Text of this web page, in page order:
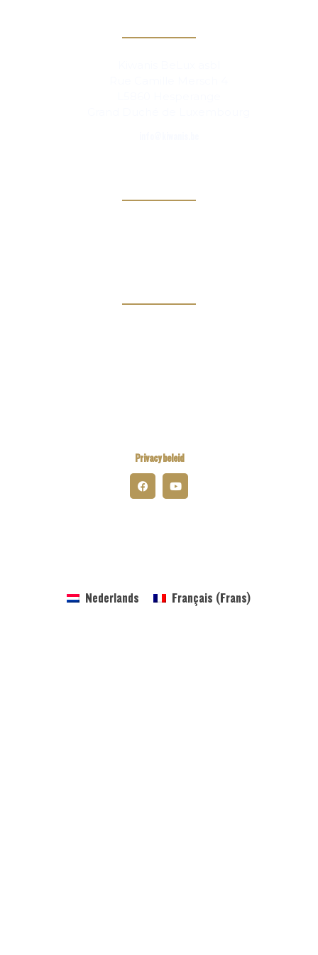
Privacy beleid
Nederlands Français (Frans)